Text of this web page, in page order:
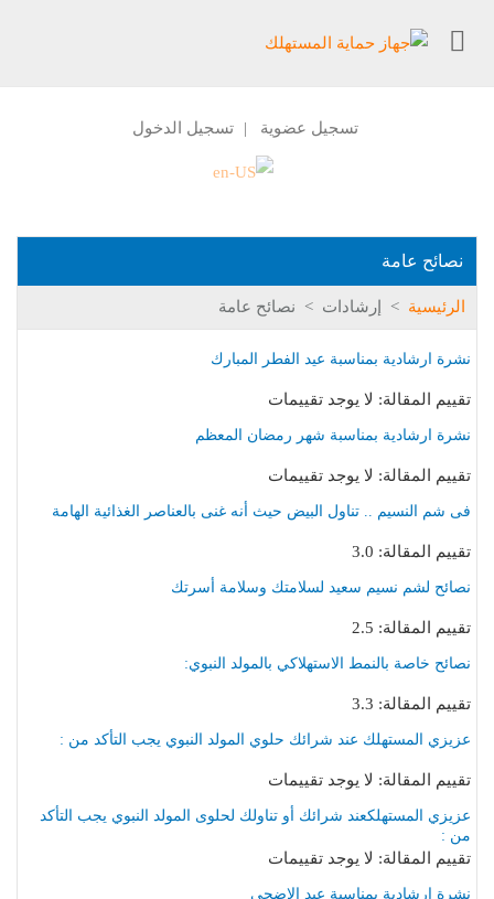
تسجيل عضوية | تسجيل الدخول
نصائح عامة
الرئيسية > إرشادات > نصائح عامة
نشرة ارشادية بمناسبة عيد الفطر المبارك
تقييم المقالة: لا يوجد تقييمات
نشرة ارشادية بمناسبة شهر رمضان المعظم
تقييم المقالة: لا يوجد تقييمات
فى شم النسيم .. تناول البيض حيث أنه غنى بالعناصر الغذائية الهامة
تقييم المقالة: 3.0
نصائح لشم نسيم سعيد لسلامتك وسلامة أسرتك
تقييم المقالة: 2.5
نصائح خاصة بالنمط الاستهلاكي بالمولد النبوي:
تقييم المقالة: 3.3
عزيزي المستهلك عند شرائك حلوي المولد النبوي يجب التأكد من :
تقييم المقالة: لا يوجد تقييمات
عزيزي المستهلكعند شرائك أو تناولك لحلوى المولد النبوي يجب التأكد
من :
تقييم المقالة: لا يوجد تقييمات
نشرة ارشادية بمناسبة عيد الاضحى